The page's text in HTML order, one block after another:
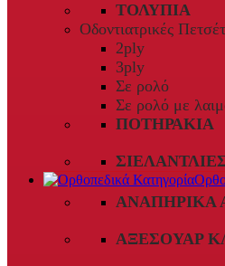
ΤΟΛΎΠΙΑ
Οδοντιατρικές
2ply
3ply
Σε ρολό
Σε ρολό με
ΠΟΤΗΡΆΚΙΑ
ΑΝΑΠΗΡΙΚΆ
ΑΞΕΣΟΥΆΡ